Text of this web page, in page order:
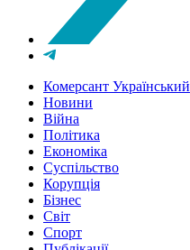
Комерсант Український
Новини
Війна
Політика
Економіка
Суспільство
Корупція
Бізнес
Світ
Спорт